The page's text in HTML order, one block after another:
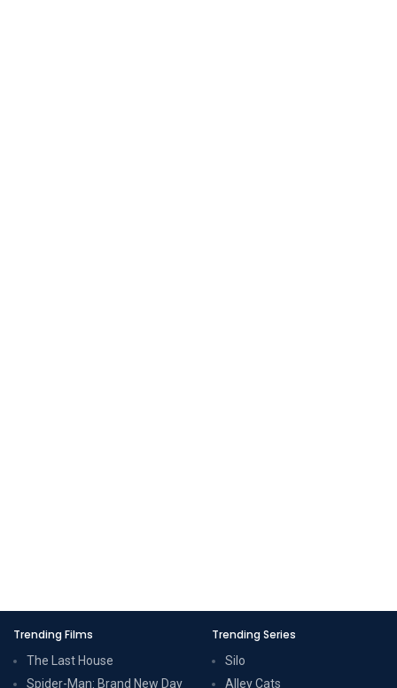
Trending Films
The Last House
Spider-Man: Brand New Day
Trending Series
Silo
Alley Cats